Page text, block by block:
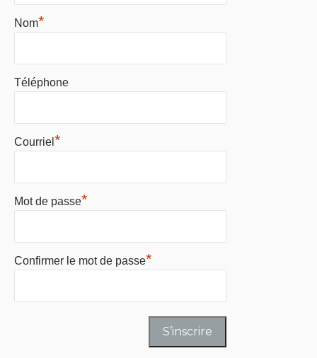
Nom*
Téléphone
Courriel *
Mot de passe*
Confirmer le mot de passe*